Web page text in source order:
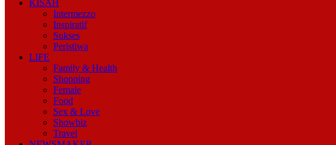
KISAH
Intermezzo
Inspiratif
Sukses
Peristiwa
LIFE
Family & Health
Shopping
Female
Food
Sex & Love
Showbiz
Travel